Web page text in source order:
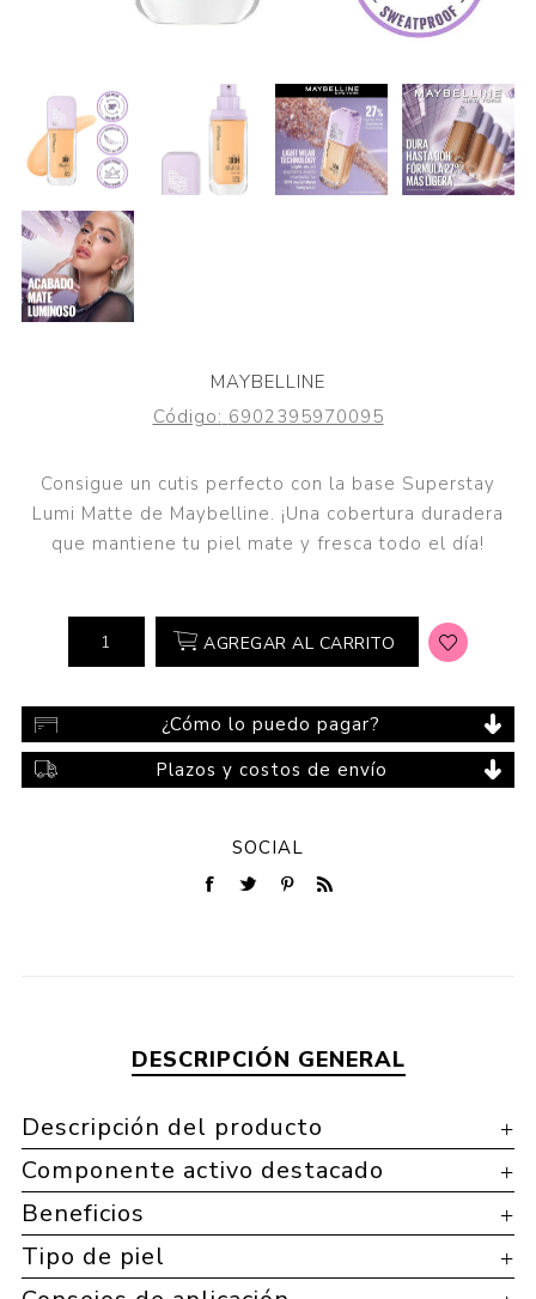
MAYBELLINE
Código: 6902395970095
Consigue un cutis perfecto con la base Superstay
Lumi Matte de Maybelline. ¡Una cobertura duradera
que mantiene tu piel mate y fresca todo el día!
AGREGAR AL CARRITO
¿Cómo lo puedo pagar?
Plazos y costos de envío
SOCIAL
DESCRIPCIÓN GENERAL
Descripción del producto
Componente activo destacado
Beneficios
Tipo de piel